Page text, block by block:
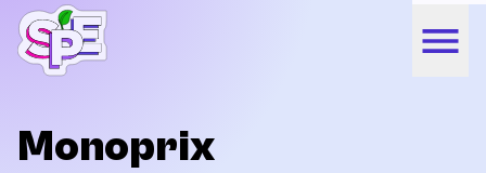
Monoprix